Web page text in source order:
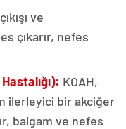
ve
çıkarır, nefes
KOAH,
ilerleyici bir akciğer
balgam ve nefes